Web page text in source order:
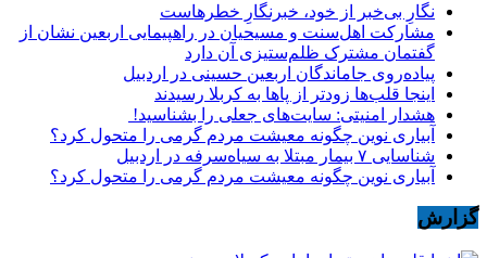
نگارِ بی‌خبر از خود، خبرنگارِ خطرهاست
مشارکت اهل‌سنت و مسیحیان در راهپیمایی اربعین نشان از
گفتمان مشترک ظلم‌ستیزی آن دارد
پیاده‌روی جاماندگان اربعین حسینی در اردبیل
اینجا قلب‌ها زودتر از پاها به کربلا رسیدند
هشدار امنیتی: سایت‌های جعلی را بشناسید!
آبیاری نوین چگونه معیشت مردم گرمی را متحول کرد؟
شناسایی ۷ بیمار مبتلا به سیاه‌سرفه در اردبیل
آبیاری نوین چگونه معیشت مردم گرمی را متحول کرد؟
گزارش